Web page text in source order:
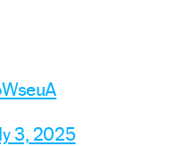
3, 2025